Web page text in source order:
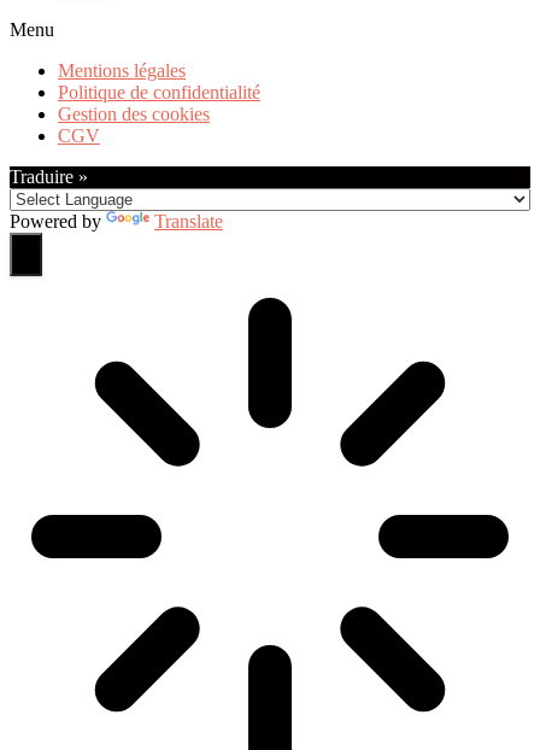
Menu
Mentions légales
Politique de confidentialité
Gestion des cookies
CGV
Traduire »
Powered by Translate